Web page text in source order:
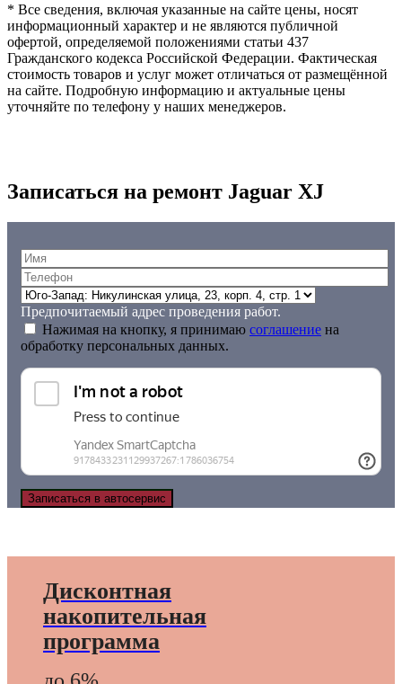
* Все сведения, включая указанные на сайте цены, носят
информационный характер и не являются публичной
офертой, определяемой положениями статьи 437
Гражданского кодекса Российской Федерации. Фактическая
стоимость товаров и услуг может отличаться от размещённой
на сайте. Подробную информацию и актуальные цены
уточняйте по телефону у наших менеджеров.
Записаться на ремонт Jaguar XJ
Предпочитаемый адрес проведения работ.
Нажимая на кнопку, я принимаю соглашение на
обработку персональных данных.
Дисконтная
накопительная
программа